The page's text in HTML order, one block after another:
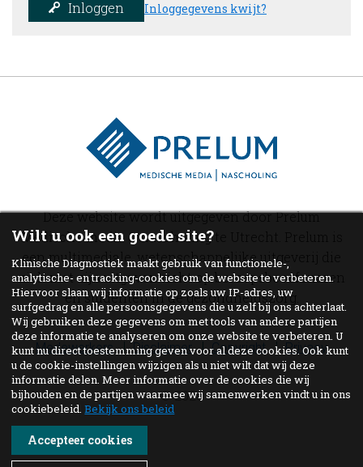
Inloggen Inloggegevens kwijt?
Deze website wordt uitgegeven door Prelum
Medische media & nascholing te Utrecht. Prelum is
een multimediale, wetenschappelijke uitgeverij die
zich met zijn uitgaven richt op beroepsbeoefenaren
en studenten in de gezondheidszorg.
Medewerkers Disclaimer Copyright Privacy
© 2026
Wilt u ook een goede site?
Klinische Diagnostiek maakt gebruik van functionele-,
analytische- en tracking-cookies om de website te verbeteren.
Hiervoor slaan wij informatie op zoals uw IP-adres, uw
surfgedrag en alle persoonsgegevens die u zelf bij ons achterlaat.
Wij gebruiken deze gegevens om met tools van andere partijen
deze informatie te analyseren om onze website te verbeteren. U
kunt nu direct toestemming geven voor al deze cookies. Ook kunt
u de cookie-instellingen wijzigen als u niet wilt dat wij deze
informatie delen. Meer informatie over de cookies die wij
bijhouden en de partijen waarmee wij samenwerken vindt u in ons
cookiebeleid.Bekijk ons beleid
Accepteer cookies